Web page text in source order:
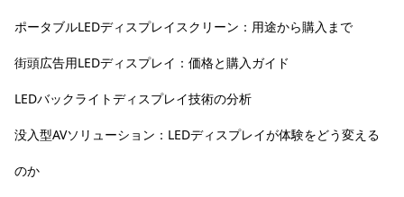
ポータブルLEDディスプレイスクリーン：用途から購入まで
街頭広告用LEDディスプレイ：価格と購入ガイド
LEDバックライトディスプレイ技術の分析
没入型AVソリューション：LEDディスプレイが体験をどう変える
のか